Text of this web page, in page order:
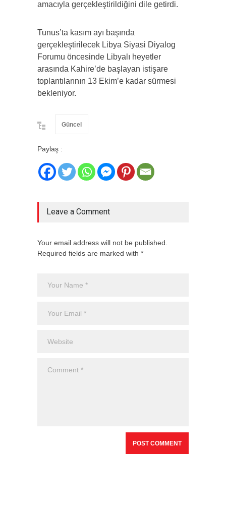
amacıyla gerçekleştirildiğini dile getirdi.
Tunus’ta kasım ayı başında
gerçekleştirilecek Libya Siyasi Diyalog
Forumu öncesinde Libyalı heyetler
arasında Kahire’de başlayan istişare
toplantılarının 13 Ekim’e kadar sürmesi
bekleniyor.
Güncel
Paylaş :
Leave a Comment
Your email address will not be published.
Required fields are marked with *